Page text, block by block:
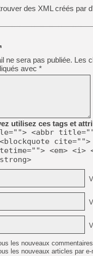
des XML créés par
ne sera pas publiée. Les
avec *
utilisez ces tags et
<abbr
<em>
les nouveaux
les nouveaux articles par e-